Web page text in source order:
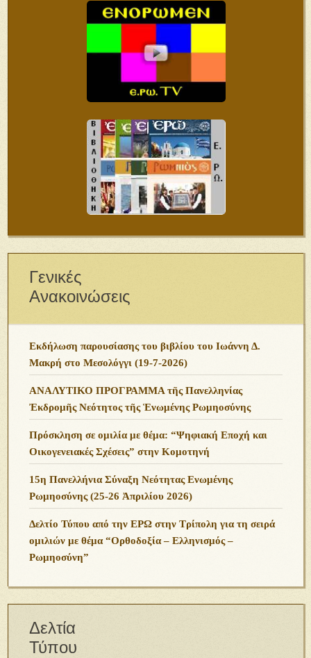
Γενικές
Ανακοινώσεις
Εκδήλωση παρουσίασης του βιβλίου του Ιωάννη Δ.
Μακρή στο Μεσολόγγι (19-7-2026)
ΑΝΑΛΥΤΙΚΟ ΠΡΟΓΡΑΜΜΑ τῆς Πανελληνίας
Ἐκδρομῆς Νεότητος τῆς Ἑνωμένης Ρωμηοσύνης
Πρόσκληση σε ομιλία με θέμα: “Ψηφιακή Εποχή και
Οικογενειακές Σχέσεις” στην Κομοτηνή
15η Πανελλήνια Σύναξη Νεότητας Ενωμένης
Ρωμηοσύνης (25-26 Ἀπριλίου 2026)
Δελτίο Τύπου από την ΕΡΩ στην Τρίπολη για τη σειρά
ομιλιών με θέμα “Ορθοδοξία – Ελληνισμός –
Ρωμηοσύνη”
Δελτία
Τύπου